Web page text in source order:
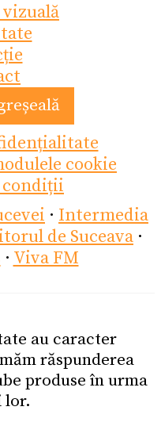
cookie
condiții
· Intermedia
de Suceava ·
· Viva FM
au caracter
răspunderea
produse în urma
lor.